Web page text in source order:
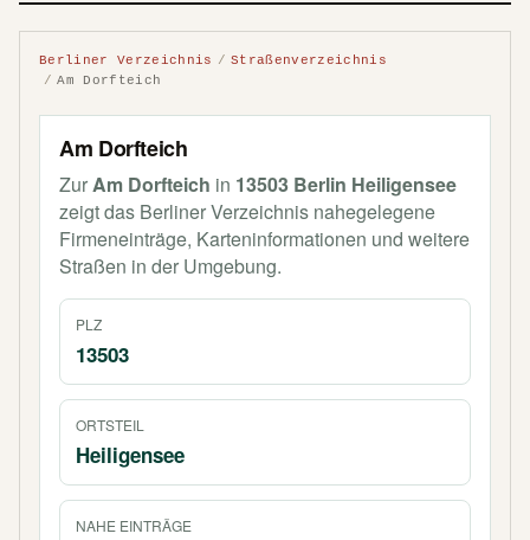
Berliner Verzeichnis
Straßenverzeichnis
Am Dorfteich
Am Dorfteich
ZurAm Dorfteich in 13503 Berlin Heiligensee
zeigt das Berliner Verzeichnis nahegelegene
Firmeneinträge, Karteninformationen und weitere
Straßen in der Umgebung.
PLZ
13503
ORTSTEIL
Heiligensee
NAHE EINTRÄGE